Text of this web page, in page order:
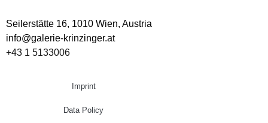
Seilerstätte 16, 1010 Wien, Austria
info@galerie-krinzinger.at
+43 1 5133006
Imprint
Data Policy